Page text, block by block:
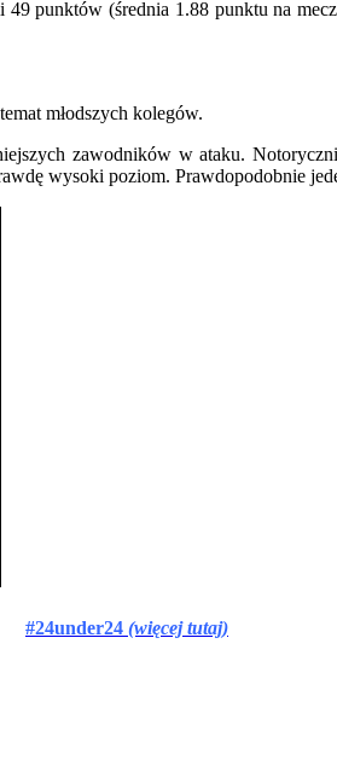
49 punktów (średnia 1.88 punktu na
młodszych kolegów.
zawodników w ataku.
wysoki poziom. Prawdopodobnie
#24under24 (więcej tutaj)